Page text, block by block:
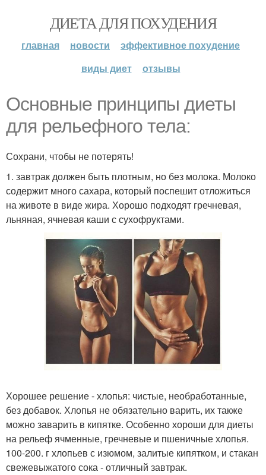
ДИЕТА ДЛЯ ПОХУДЕНИЯ
главная новости
эффективное похудение
виды диет
отзывы
Основные принципы диеты
для рельефного тела:
Сохрани, чтобы не потерять!
1. завтрак должен быть плотным, но без молока. Молоко
содержит много сахара, который поспешит отложиться
на животе в виде жира. Хорошо подходят гречневая,
льняная, ячневая каши с сухофруктами.
Хорошее решение - хлопья: чистые, необработанные,
без добавок. Хлопья не обязательно варить, их также
можно заварить в кипятке. Особенно хороши для диеты
на рельеф ячменные, гречневые и пшеничные хлопья.
100-200. г хлопьев с изюмом, залитые кипятком, и стакан
свежевыжатого сока - отличный завтрак.